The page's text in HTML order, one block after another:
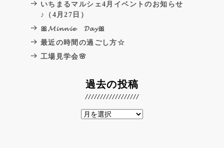
いちまるマルシェ4月イベントのお知らせ
♪（4月27日）
🎀𝓜𝓲𝓷𝓷𝓲𝓮 𝓓𝓪𝔂🎀
最近の時間の過ごし方☆
工場見学会🌸
過去の投稿